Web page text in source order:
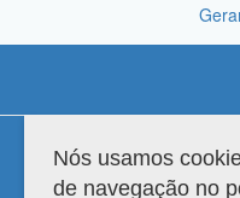
Versão do sistema: 3.88.9
Nós usamos
de navegação no